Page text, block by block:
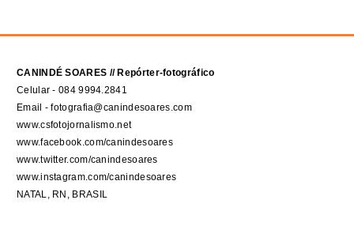
CANINDÉ SOARES // Repórter-fotográfico
Celular - 084 9994.2841
Email - fotografia@canindesoares.com
www.csfotojornalismo.net
www.facebook.com/canindesoares
www.twitter.com/canindesoares
www.instagram.com/canindesoares
NATAL, RN, BRASIL